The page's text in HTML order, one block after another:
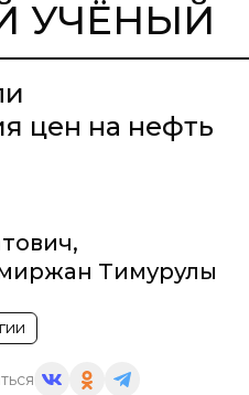
УЧЁНЫЙ
цен на нефть
,
Тимурулы